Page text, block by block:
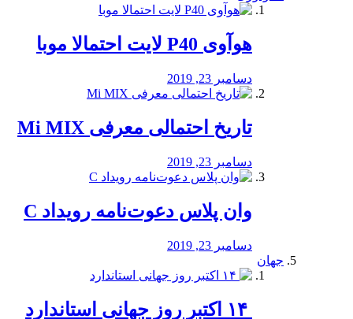
هوآوی P40 لایت احتمالا موبا
دسامبر 23, 2019
تاریخ احتمالی معرفی Mi MIX
دسامبر 23, 2019
وان پلاس دعوت‌نامه رویداد C
دسامبر 23, 2019
جهان